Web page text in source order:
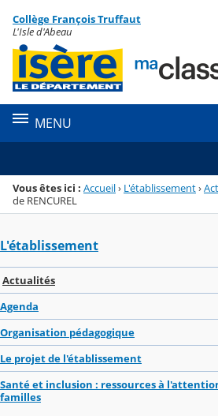
Menu de la rubrique
Contenu
Collège François Truffaut
L'Isle d'Abeau
MENU
Vous êtes ici : Accueil› L'établissement›
de RENCUREL
L'établissement
Actualités
Agenda
Organisation pédagogique
Le projet de l'établissement
Santé et inclusion : ressources à
familles